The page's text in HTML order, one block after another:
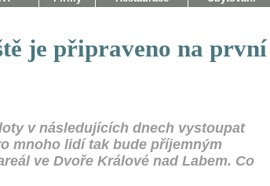
je připraveno na první
v následujících dnech vystoupat
mnoho lidí tak bude příjemným
ve Dvoře Králové nad Labem. Co